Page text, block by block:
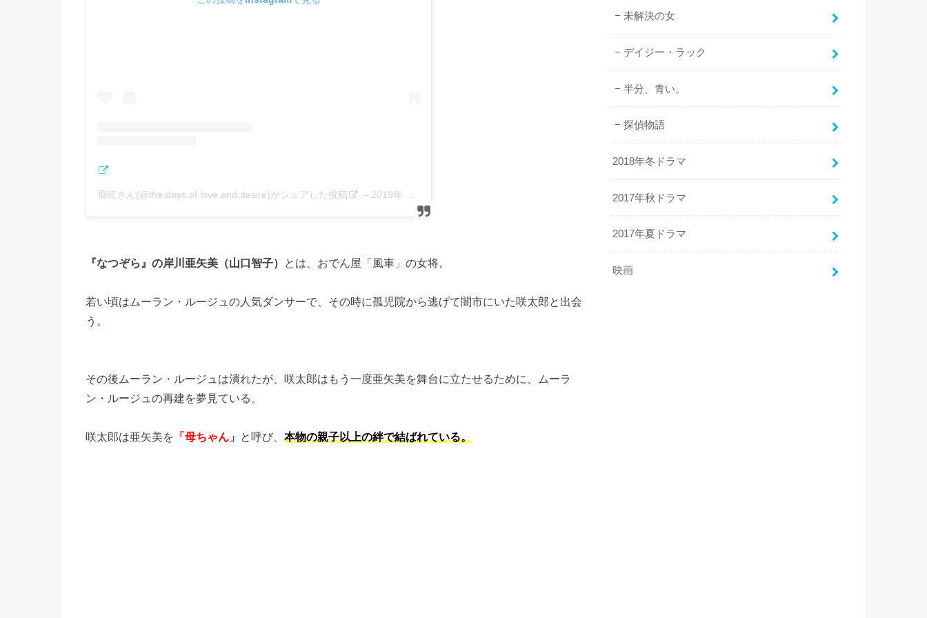
飛龍さん(@the.days.of.love.and.desire)がシェアした投稿 – 2019年 5月月21日午後10時16分PDT
『なつぞら』の岸川亜矢美（山口智子） とは、おでん屋「風車」の女将。
若い頃はムーラン・ルージュの人気ダンサーで、その時に孤児院から逃げて闇市にいた咲太郎と出会
う。
その後ムーラン・ルージュは潰れたが、咲太郎はもう一度亜矢美を舞台に立たせるために、ムーラ
ン・ルージュの再建を夢見ている。
咲太郎は亜矢美を 「母ちゃん」 と呼び、 本物の親子以上の絆で結ばれている。
未解決の女
デイジー・ラック
半分、青い。
探偵物語
2018年冬ドラマ
2017年秋ドラマ
2017年夏ドラマ
映画